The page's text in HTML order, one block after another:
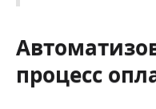
процесс